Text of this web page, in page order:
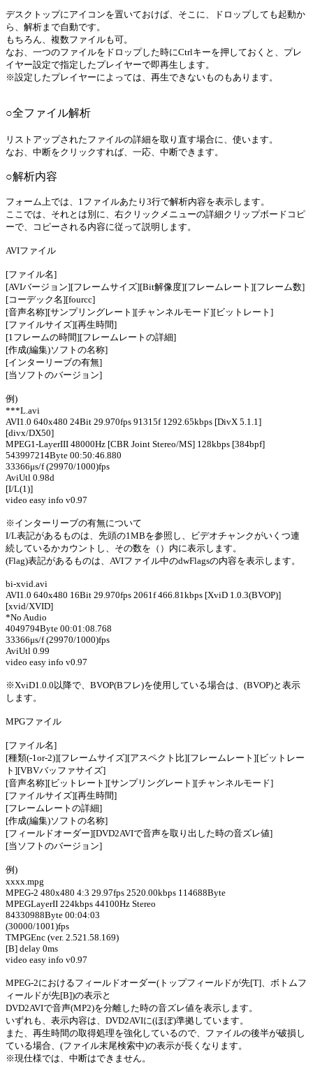
デスクトップにアイコンを置いておけば、そこに、ドロップしても起動か
ら、解析まで自動です。
もちろん、複数ファイルも可。
なお、一つのファイルをドロップした時にCtrlキーを押しておくと、プレ
イヤー設定で指定したプレイヤーで即再生します。
※設定したプレイヤーによっては、再生できないものもあります。
○全ファイル解析
リストアップされたファイルの詳細を取り直す場合に、使います。
なお、中断をクリックすれば、一応、中断できます。
○解析内容
フォーム上では、1ファイルあたり3行で解析内容を表示します。
ここでは、それとは別に、右クリックメニューの詳細クリップボードコピ
ーで、コピーされる内容に従って説明します。
AVIファイル
[ファイル名]
[AVIバージョン][フレームサイズ][Bit解像度][フレームレート][フレーム数]
[コーデック名][fourcc]
[音声名称][サンプリングレート][チャンネルモード][ビットレート]
[ファイルサイズ][再生時間]
[1フレームの時間][フレームレートの詳細]
[作成(編集)ソフトの名称]
[インターリーブの有無]
[当ソフトのバージョン]
例)
***L.avi
AVI1.0 640x480 24Bit 29.970fps 91315f 1292.65kbps [DivX 5.1.1]
[divx/DX50]
MPEG1-LayerIII 48000Hz [CBR Joint Stereo/MS] 128kbps [384bpf]
543997214Byte 00:50:46.880
33366μs/f (29970/1000)fps
AviUtl 0.98d
[I/L(1)]
video easy info v0.97
※インターリーブの有無について
I/L表記があるものは、先頭の1MBを参照し、ビデオチャンクがいくつ連
続しているかカウントし、その数を（）内に表示します。
(Flag)表記があるものは、AVIファイル中のdwFlagsの内容を表示します。
bi-xvid.avi
AVI1.0 640x480 16Bit 29.970fps 2061f 466.81kbps [XviD 1.0.3(BVOP)]
[xvid/XVID]
*No Audio
4049794Byte 00:01:08.768
33366μs/f (29970/1000)fps
AviUtl 0.99
video easy info v0.97
※XviD1.0.0以降で、BVOP(Bフレ)を使用している場合は、(BVOP)と表示
します。
MPGファイル
[ファイル名]
[種類(-1or-2)][フレームサイズ][アスペクト比][フレームレート][ビットレー
ト][VBVバッファサイズ]
[音声名称][ビットレート][サンプリングレート][チャンネルモード]
[ファイルサイズ][再生時間]
[フレームレートの詳細]
[作成(編集)ソフトの名称]
[フィールドオーダー][DVD2AVIで音声を取り出した時の音ズレ値]
[当ソフトのバージョン]
例)
xxxx.mpg
MPEG-2 480x480 4:3 29.97fps 2520.00kbps 114688Byte
MPEGLayerII 224kbps 44100Hz Stereo
84330988Byte 00:04:03
(30000/1001)fps
TMPGEnc (ver. 2.521.58.169)
[B] delay 0ms
video easy info v0.97
MPEG-2におけるフィールドオーダー(トップフィールドが先[T]、ボトムフ
ィールドが先[B])の表示と
DVD2AVIで音声(MP2)を分離した時の音ズレ値を表示します。
いずれも、表示内容は、DVD2AVIに(ほぼ)準拠しています。
また、再生時間の取得処理を強化しているので、ファイルの後半が破損し
ている場合、(ファイル末尾検索中)の表示が長くなります。
※現仕様では、中断はできません。